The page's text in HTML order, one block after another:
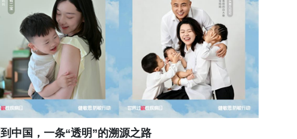
中国，一条“透明”的溯源之路